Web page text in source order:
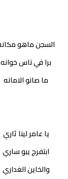
السجن ماهو
برا في ناس خوانه
ما صانو الامانه
يا عامر لينا ثاري
ابتفرج يبو ساري
والخاين الغداري